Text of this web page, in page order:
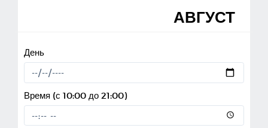
АВГУСТ
День
Время (с 10:00 до 21:00)